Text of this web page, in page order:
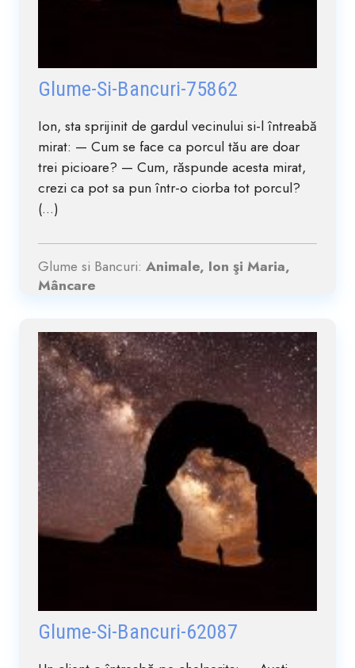
Glume-Si-Bancuri-75862
Ion, sta sprijinit de gardul vecinului si-l întreabă
mirat: — Cum se face ca porcul tău are doar
trei picioare? — Cum, răspunde acesta mirat,
crezi ca pot sa pun într-o ciorba tot porcul?
(...)
Glume si Bancuri: Animale, Ion şi Maria,
Mâncare
Glume-Si-Bancuri-62087